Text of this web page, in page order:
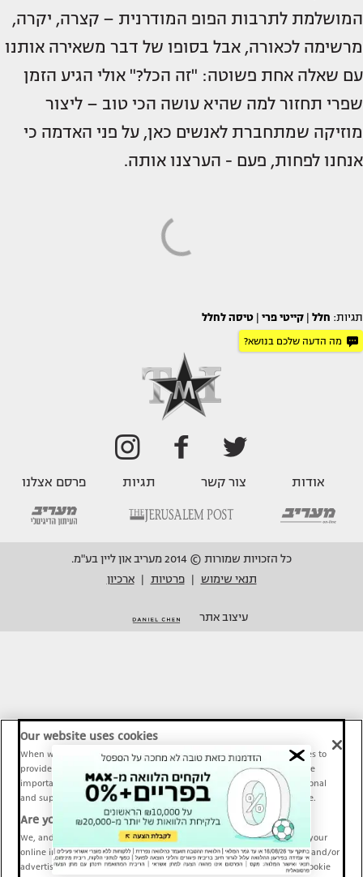
המושלמת לתרבות הפופ המודרנית – קצרה, יקרה,
מרשימה לכאורה, אבל בסופו של דבר משאירה אותנו
עם שאלה אחת פשוטה: "זה הכל?" אולי הגיע הזמן
שפרי תחזור למה שהיא עושה הכי טוב – ליצור
מוזיקה שמתחברת לאנשים כאן, על פני האדמה כי
אנחנו לפחות, פעם - הערצנו אותה.
תגיות: חלל קייטי פרי טיסה לחלל
מה הדעה שלכם בנושא?
אודות צור קשר תגיות פרסם אצלנו
כל הזכויות שמורות © 2014 מעריב און ליין בע"מ.
תנאי שימוש
פרטיות ארכיון
עיצוב אתר
Our website uses cookies
When we provide Maariv, TMI and Sport1 content online, we use cookies to
provide social media features and to analyze our traffic. These tools are
important and necessary for our website functionality. Others are optional
and support Maariv, TMI and Sport1 activity and your online experience.
Are you happy to accept cookies?
We, and our partners, use information about your use of our site and your
online interactions to improve our services and to personalize content and/or
advertising for you. You can read more about our privacy policy and cookie